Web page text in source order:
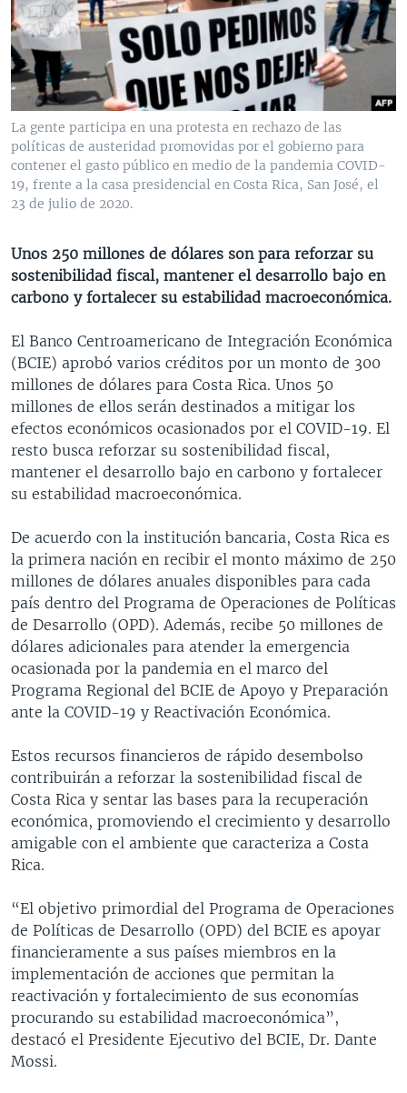
VENEZUELA
BRASIL
NICARAGUA
ECONOMÍA
ENTRETENIMIENTO Y CULTURA
TECNOLOGÍA
DEPORTES
CIENCIA Y SALUD
MULTIMEDIA
VIDEOS
FOTOGRAFÍA
AUDIOS
PROGRAMAS TV
EL MUNDO AL DÍA
FORO INTERAMERICANO
VISIÓN 360
LAS CLAVES
PANORAMA
RADIO
AVANCE INFORMATIVO
AUDIONOTICIAS
BUENOS DÍAS AMÉRICA
ESTADOS UNIDOS AL DÍA
EL MUNDO AL DÍA [RADIO]
FORO [RADIO]
DEPORTIVO INTERNACIONAL
NOTA ECONÓMICA
ENTRETENIMIENTO
DIRECT
DOCUMENTALES DE LA VOA
Learning English
La gente participa en una protesta en rechazo de las
políticas de austeridad promovidas por el gobierno para
contener el gasto público en medio de la pandemia COVID-
19, frente a la casa presidencial en Costa Rica, San José, el
23 de julio de 2020.
Unos 250 millones de dólares son para reforzar su
sostenibilidad fiscal, mantener el desarrollo bajo en
carbono y fortalecer su estabilidad macroeconómica.
El Banco Centroamericano de Integración Económica
(BCIE) aprobó varios créditos por un monto de 300
millones de dólares para Costa Rica. Unos 50
millones de ellos serán destinados a mitigar los
efectos económicos ocasionados por el COVID-19. El
resto busca reforzar su sostenibilidad fiscal,
mantener el desarrollo bajo en carbono y fortalecer
su estabilidad macroeconómica.
De acuerdo con la institución bancaria, Costa Rica es
la primera nación en recibir el monto máximo de 250
millones de dólares anuales disponibles para cada
país dentro del Programa de Operaciones de Políticas
de Desarrollo (OPD). Además, recibe 50 millones de
dólares adicionales para atender la emergencia
ocasionada por la pandemia en el marco del
Programa Regional del BCIE de Apoyo y Preparación
ante la COVID-19 y Reactivación Económica.
Estos recursos financieros de rápido desembolso
contribuirán a reforzar la sostenibilidad fiscal de
Costa Rica y sentar las bases para la recuperación
económica, promoviendo el crecimiento y desarrollo
amigable con el ambiente que caracteriza a Costa
Rica.
“El objetivo primordial del Programa de Operaciones
de Políticas de Desarrollo (OPD) del BCIE es apoyar
financieramente a sus países miembros en la
implementación de acciones que permitan la
reactivación y fortalecimiento de sus economías
procurando su estabilidad macroeconómica”,
destacó el Presidente Ejecutivo del BCIE, Dr. Dante
Mossi.